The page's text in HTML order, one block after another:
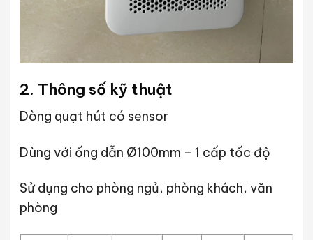
2. Thông số kỹ thuật
Dòng quạt hút có sensor
Dùng với ống dẫn Ø100mm – 1 cấp tốc độ
Sử dụng cho phòng ngủ, phòng khách, văn
phòng